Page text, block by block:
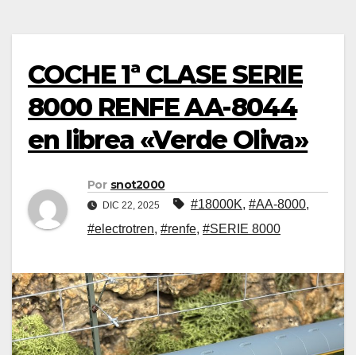
COCHE 1ª CLASE SERIE
8000 RENFE AA-8044
en librea «Verde Oliva»
Por snot2000
DIC 22, 2025 #18000K, #AA-8000,
#electrotren, #renfe, #SERIE 8000